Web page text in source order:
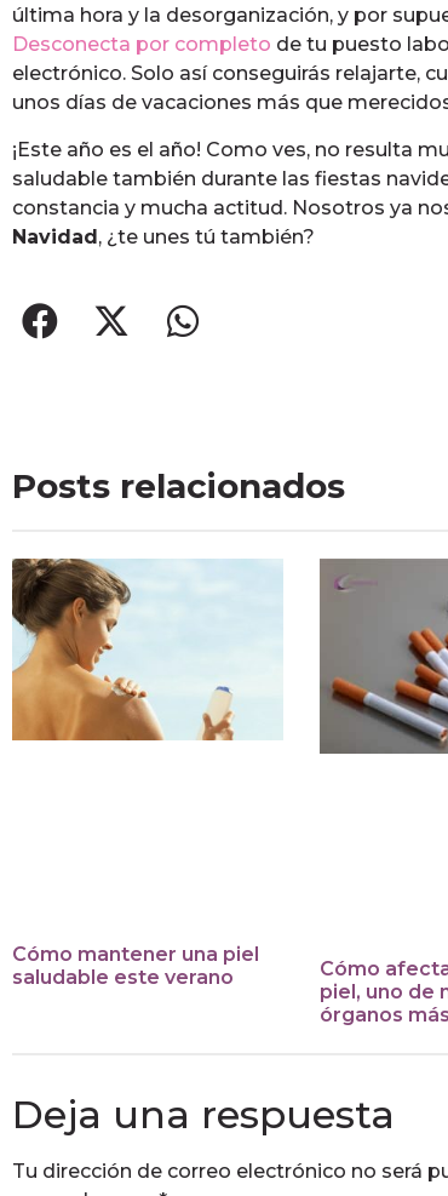
última hora y la desorganización, y por
Desconecta por completo de tu puesto
electrónico. Solo así conseguirás relajarte,
unos días de vacaciones más que
¡Este año es el año! Como ves, no resulta
saludable también durante las fiestas
constancia y mucha actitud. Nosotros ya
Navidad, ¿te unes tú también?
Posts relacionados
Cómo mantener una piel
saludable este verano
Cómo
piel, uno de
órganos
Deja una respuesta
Tu dirección de correo electrónico no será